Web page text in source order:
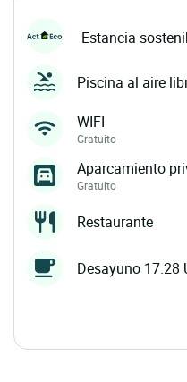
Estancia
Piscina al aire
WIFI
Gratuito
Aparcamiento
Gratuito
Restaurante
Desayuno 17.28